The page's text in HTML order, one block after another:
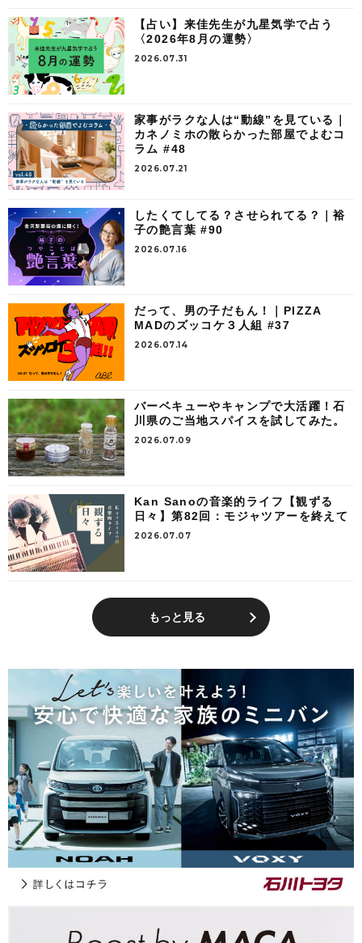
【占い】来佳先生が九星気学で占う
〈2026年8月の運勢〉
2026.07.31
家事がラクな人は“動線”を見ている｜
カネノミホの散らかった部屋でよむコ
ラム #48
2026.07.21
したくてしてる？させられてる？｜裕
子の艶言葉 #90
2026.07.16
だって、男の子だもん！｜PIZZA
MADのズッコケ３人組 #37
2026.07.14
バーベキューやキャンプで大活躍！石
川県のご当地スパイスを試してみた。
2026.07.09
Kan Sanoの音楽的ライフ【観ずる
日々】第82回：モジャツアーを終えて
2026.07.07
もっと見る